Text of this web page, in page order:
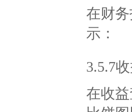
在财
示：
3.5.7
在收